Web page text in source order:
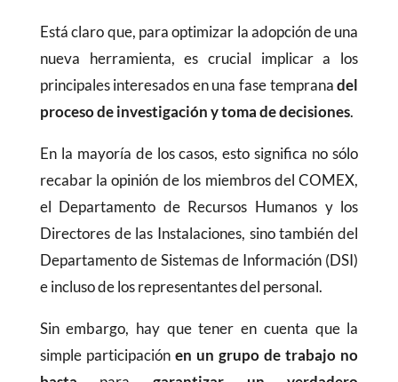
Está claro que, para optimizar la adopción de una
nueva herramienta, es crucial implicar a los
principales interesados en una fase tempranadel
proceso de investigación y toma de decisiones.
En la mayoría de los casos, esto significa no sólo
recabar la opinión de los miembros del COMEX,
el Departamento de Recursos Humanos y los
Directores de las Instalaciones, sino también del
Departamento de Sistemas de Información (DSI)
e incluso de los representantes del personal.
Sin embargo, hay que tener en cuenta que la
simple participación en un grupo de trabajo no